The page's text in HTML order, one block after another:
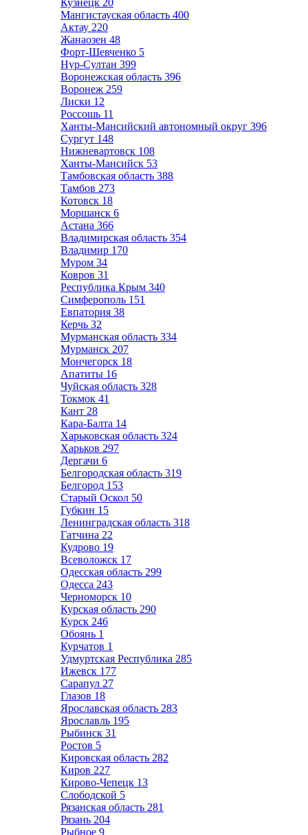
Кузнецк 20
Мангистауская область 400
Актау 220
Жанаозен 48
Форт-Шевченко 5
Нур-Султан 399
Воронежская область 396
Воронеж 259
Лиски 12
Россошь 11
Ханты-Мансийский автономный округ 396
Сургут 148
Нижневартовск 108
Ханты-Мансийск 53
Тамбовская область 388
Тамбов 273
Котовск 18
Моршанск 6
Астана 366
Владимирская область 354
Владимир 170
Муром 34
Ковров 31
Республика Крым 340
Симферополь 151
Евпатория 38
Керчь 32
Мурманская область 334
Мурманск 207
Мончегорск 18
Апатиты 16
Чуйская область 328
Токмок 41
Кант 28
Кара-Балта 14
Харьковская область 324
Харьков 297
Дергачи 6
Белгородская область 319
Белгород 153
Старый Оскол 50
Губкин 15
Ленинградская область 318
Гатчина 22
Кудрово 19
Всеволожск 17
Одесская область 299
Одесса 243
Черноморск 10
Курская область 290
Курск 246
Обоянь 1
Курчатов 1
Удмуртская Республика 285
Ижевск 177
Сарапул 27
Глазов 18
Ярославская область 283
Ярославль 195
Рыбинск 31
Ростов 5
Кировская область 282
Киров 227
Кирово-Чепецк 13
Слободской 5
Рязанская область 281
Рязань 204
Рыбное 9